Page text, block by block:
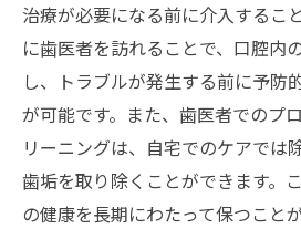
中野駅の歯医者で始め
自然な笑顔を維持する
歯の健康から得られる自
笑顔を守るための定期
中野駅周辺の歯医者が
バイス
治療が必要になる前に介入するこ
に歯医者を訪れることで、口腔内
し、トラブルが発生する前に予防
が可能です。また、歯医者でのプ
リーニングは、自宅でのケアでは
歯垢を取り除くことができます。
の健康を長期にわたって保つこと